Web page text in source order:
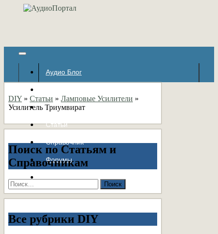
Аудио Блог
Авторские страницы
Статьи
Справочник
Форумы
DIY » Статьи » Ламповые Усилители »
Усилитель Триумвират
Поиск по Статьям и
Справочникам
Найти:
Все рубрики DIY